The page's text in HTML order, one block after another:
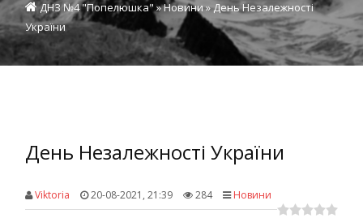
ДНЗ №4 "Попелюшка"»Новини» День Незалежності
України
День Незалежності України
Viktoria 20-08-2021, 21:39 284 Новини